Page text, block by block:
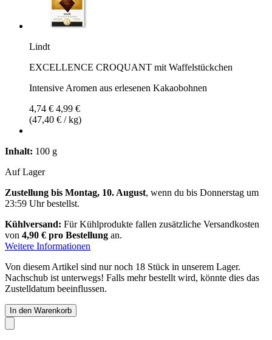
Lindt
EXCELLENCE CROQUANT mit Waffelstückchen
Intensive Aromen aus erlesenen Kakaobohnen
4,74 € 4,99 €
(47,40 € / kg)
Inhalt: 100 g
Auf Lager
Zustellung bis Montag, 10. August, wenn du bis Donnerstag um
23:59 Uhrbestellst.
Kühlversand: Für Kühlprodukte fallen zusätzliche Versandkosten
von 4,90 € pro Bestellung an.
Weitere Informationen
Von diesem Artikel sind nur noch 18 Stück in unserem Lager.
Nachschub ist unterwegs! Falls mehr bestellt wird, könnte dies das
Zustelldatum beeinflussen.
In den Warenkorb